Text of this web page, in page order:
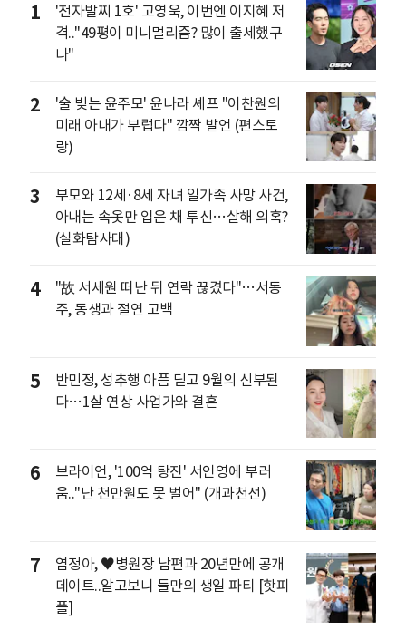
1
'전자발찌 1호' 고영욱, 이번엔 이지혜 저
격.."49평이 미니멀리즘? 많이 출세했구
나"
2
'술 빚는 윤주모' 윤나라 셰프 "이찬원의
미래 아내가 부럽다" 깜짝 발언 (편스토
랑)
3
부모와 12세·8세 자녀 일가족 사망 사건,
아내는 속옷만 입은 채 투신…살해 의혹?
(실화탐사대)
4
"故 서세원 떠난 뒤 연락 끊겼다"…서동
주, 동생과 절연 고백
5
반민정, 성추행 아픔 딛고 9월의 신부된
다…1살 연상 사업가와 결혼
6
브라이언, '100억 탕진' 서인영에 부러
움.."난 천만원도 못 벌어" (개과천선)
7
염정아, ♥병원장 남편과 20년만에 공개
데이트..알고보니 둘만의 생일 파티 [핫피
플]